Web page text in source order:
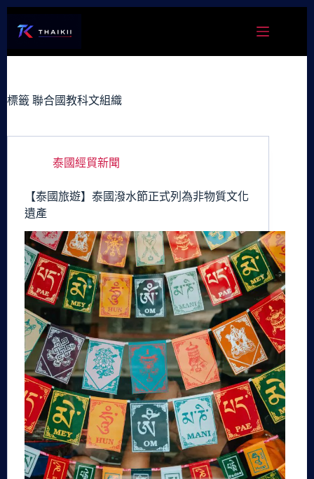
容
標籤 聯合國教科文組織
泰國經貿新聞
【泰國旅遊】泰國潑水節正式列為非物質文化
遺產